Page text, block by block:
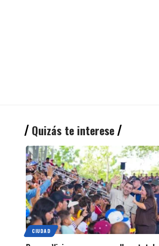
Quizás te interese
CIUDAD